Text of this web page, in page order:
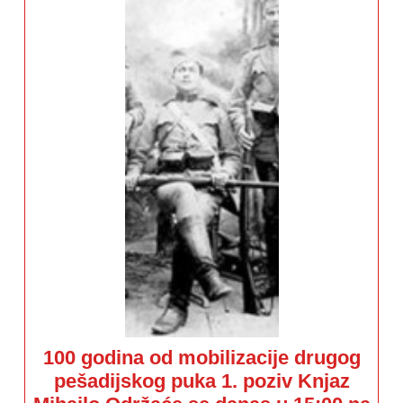
100 godina od mobilizacije drugog
pešadijskog puka 1. poziv Knjaz